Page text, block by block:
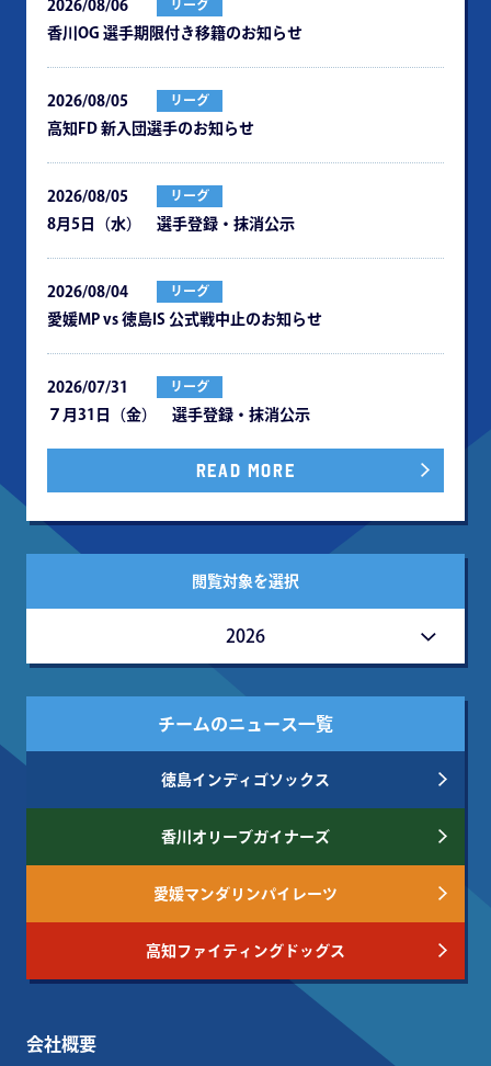
2026/08/06 リーグ
⾹川OG 選⼿期限付き移籍のお知らせ
2026/08/05 リーグ
⾼知FD 新⼊団選⼿のお知らせ
2026/08/05 リーグ
8月5日（水） 選手登録・抹消公示
2026/08/04 リーグ
愛媛MP vs 徳島IS 公式戦中⽌のお知らせ
2026/07/31 リーグ
７月31日（金） 選手登録・抹消公示
READ MORE
閲覧対象を選択
2026
チームのニュース一覧
徳島インディゴソックス
香川オリーブガイナーズ
愛媛マンダリンパイレーツ
高知ファイティングドッグス
会社概要